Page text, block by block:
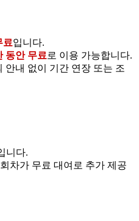
료입니다.
동안 무료 로 이용 가능합니다.
안내 없이 기간 연장 또는 조
니다.
차가 무료 대여로 추가 제공